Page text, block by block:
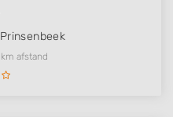
Prinsenbeek
km afstand